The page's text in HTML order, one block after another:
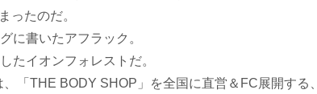
ったのだ。
に書いたアフラック。
たイオンフォレストだ。
「THE BODY SHOP」を全国に直営＆FC展開する、